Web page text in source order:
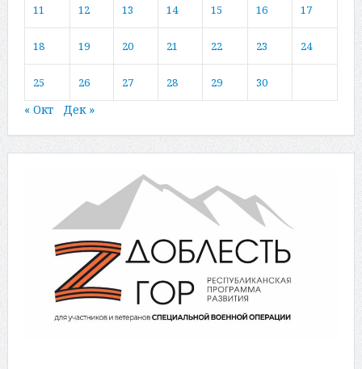
11 12 13 14 15 16 17
18 19 20 21 22 23 24
25 26 27 28 29 30
« Окт Дек »